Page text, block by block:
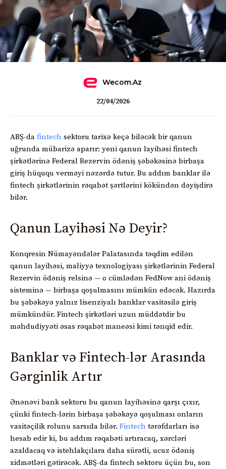
Wecom.az
22/04/2026
ABŞ-da fintech sektoru tarixə keçə biləcək bir qanun
uğrunda mübarizə aparır: yeni qanun layihəsi fintech
şirkətlərinə Federal Rezervin ödəniş şəbəkəsinə birbaşa
giriş hüququ verməyi nəzərdə tutur. Bu addım banklar ilə
fintech şirkətlərinin rəqabət şərtlərini kökündən dəyişdirə
bilər.
Qanun Layihəsi Nə Deyir?
Konqresin Nümayəndələr Palatasında təqdim edilən
qanun layihəsi, maliyyə texnologiyası şirkətlərinin Federal
Rezervin ödəniş relsinə — o cümlədən FedNow ani ödəniş
sisteminə — birbaşa qoşulmasını mümkün edəcək. Hazırda
bu şəbəkəyə yalnız lisenziyalı banklar vasitəsilə giriş
mümkündür. Fintech şirkətləri uzun müddətdir bu
məhdudiyyəti əsas rəqabət maneəsi kimi tənqid edir.
Banklar və Fintech-lər Arasında
Gərginlik Artır
Ənənəvi bank sektoru bu qanun layihəsinə qarşı çıxır,
çünki fintech-lərin birbaşa şəbəkəyə qoşulması onların
vasitəçilik rolunu sarsıda bilər. Fintech tərəfdarları isə
hesab edir ki, bu addım rəqabəti artıracaq, xərcləri
azaldacaq və istehlakçılara daha sürətli, ucuz ödəniş
xidmətləri gətirəcək. ABŞ-da fintech sektoru üçün bu, son